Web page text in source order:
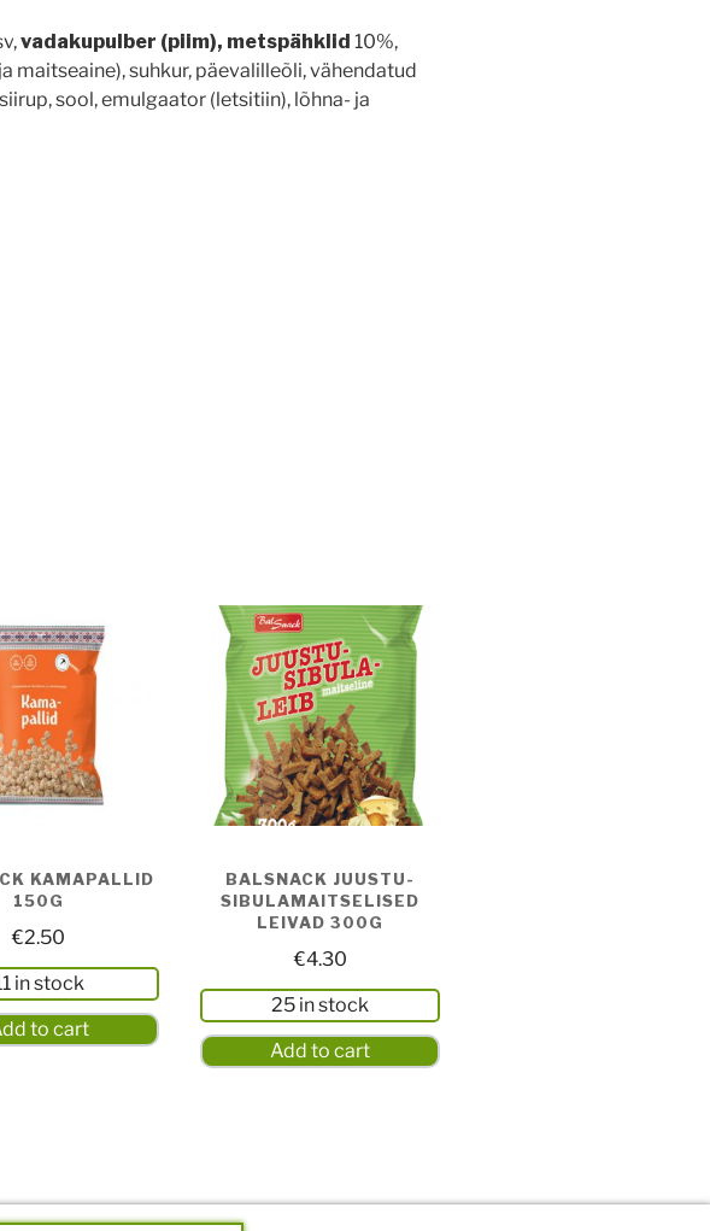
vadakupulber (piim), metspähklid 10%,
suhkur, päevalilleõli, vähendatud
sool, emulgaator (letsitiin), lõhna- ja
KAMAPALLID
150G
€2.50
in stock
to cart
BALSNACK JUUSTU-
SIBULAMAITSELISED
LEIVAD 300G
€4.30
25 in stock
Add to cart